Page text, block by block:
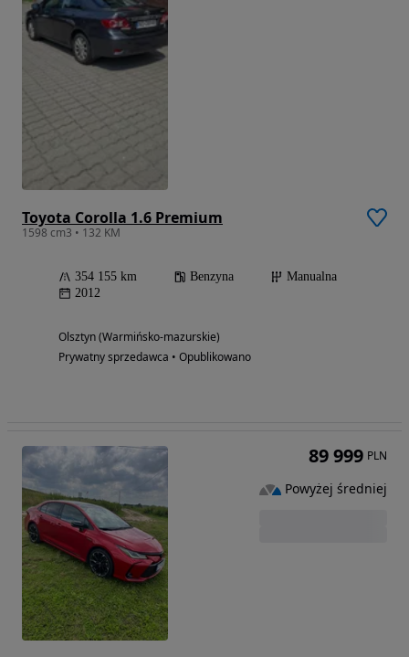
Toyota Corolla 1.6 Premium
1598 cm3 • 132 KM
354 155 km Benzyna
Manualna
2012
Olsztyn (Warmińsko-mazurskie)
Prywatny sprzedawca • Opublikowano
89 999 PLN
Powyżej średniej